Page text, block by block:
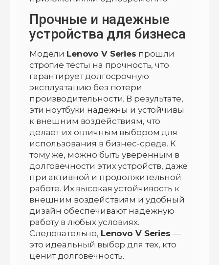
Прочные и надежные
устройства для бизнеса
Модели Lenovo V Series прошли
строгие тесты на прочность, что
гарантирует долгосрочную
эксплуатацию без потери
производительности. В результате,
эти ноутбуки надежны и устойчивы
к внешним воздействиям, что
делает их отличным выбором для
использования в бизнес-среде. К
тому же, можно быть уверенным в
долговечности этих устройств, даже
при активной и продолжительной
работе. Их высокая устойчивость к
внешним воздействиям и удобный
дизайн обеспечивают надежную
работу в любых условиях.
Следовательно, Lenovo V Series —
это идеальный выбор для тех, кто
ценит долговечность.